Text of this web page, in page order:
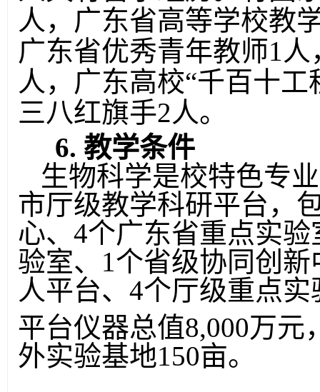
人，广东省高等学校教
广东省优秀青年教师1
人，广东高校“千百十工
三八红旗手2人。
6. 教学条件
生物科学是校特色专
市厅级教学科研平台，
心、 4个广东省重点实
验室、 1个省级协同创
人平台、 4个厅级重点
平台仪器总值8,000万元
外实验基地150亩。